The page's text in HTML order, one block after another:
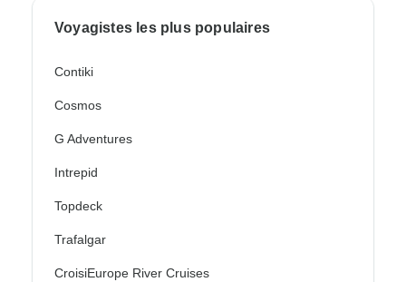
Voyagistes les plus populaires
Contiki
Cosmos
G Adventures
Intrepid
Topdeck
Trafalgar
CroisiEurope River Cruises